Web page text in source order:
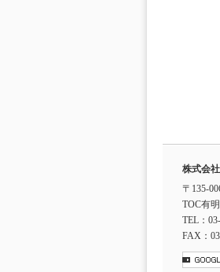
株式会
〒135-
TOC有
TEL：
FAX：